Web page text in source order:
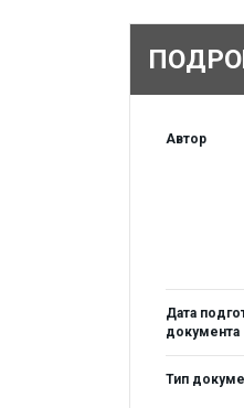
Автор
Дата
документа
Тип